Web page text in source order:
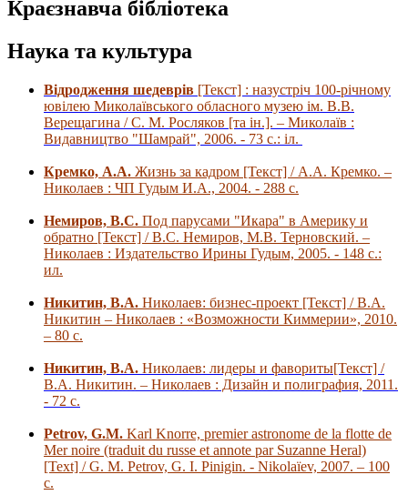
Краєзнавча бібліотека
Наука та культура
Відродження шедеврів [Текст] : назустріч 100-річному
ювілею Миколаївського обласного музею ім. В.В.
Верещагина / С. М. Росляков [та ін.]. – Миколаїв :
Видавництво "Шамрай", 2006. - 73 с.: іл.
Кремко, А.А. Жизнь за кадром [Текст] / А.А. Кремко. –
Николаев : ЧП Гудым И.А., 2004. - 288 с.
Немиров, В.С. Под парусами "Икара" в Америку и
обратно [Текст] / В.С. Немиров, М.В. Терновский. –
Николаев : Издательство Ирины Гудым, 2005. - 148 с.:
ил.
Никитин, В.А. Николаев: бизнес-проект [Текст] / В.А.
Никитин – Николаев : «Возможности Киммерии», 2010.
– 80 с.
Никитин, В.А. Николаев: лидеры и фавориты[Текст] /
В.А. Никитин. – Николаев : Дизайн и полиграфия, 2011.
- 72 с.
Petrov, G.M. Karl Knorre, premier astronome de la flotte de
Mer noire (traduit du russe et annote par Suzanne Heral)
[Text] / G. M. Petrov, G. I. Pinigin. - Nikolaїev, 2007. – 100
с.